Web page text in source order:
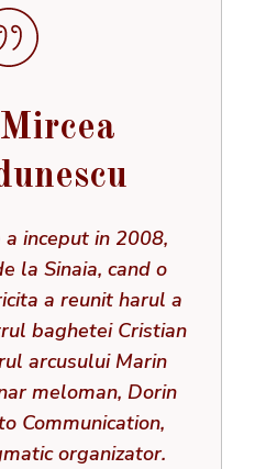
inceput in 2008,
la Sinaia, cand o
a reunit harul a
baghetei Cristian
arcusului Marin
meloman, Dorin
Communication,
organizator.